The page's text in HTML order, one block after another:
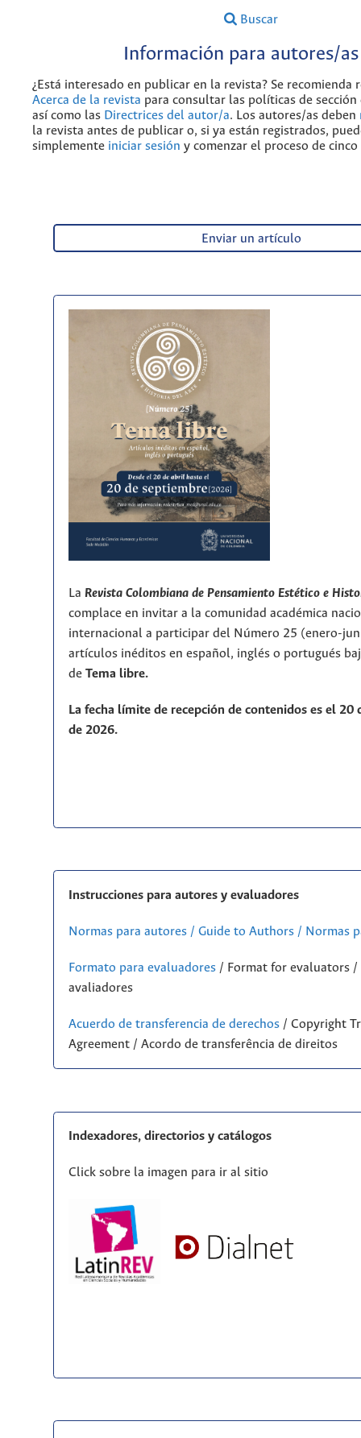
Buscar
Información para autores/as
¿Está interesado en publicar en la revista? Se recomienda
Acerca de la revista para consultar las políticas de sección
así como las Directrices del autor/a. Los autores/as deben
la revista antes de publicar o, si ya están registrados,
simplemente iniciar sesión y comenzar el proceso de cinco
Enviar un artículo
La Revista Colombiana de Pensamiento Estético e
complace en invitar a la comunidad académica
internacional a participar del Número 25 (enero-
artículos inéditos en español, inglés o portugués
de Tema libre.
La fecha límite de recepción de contenidos es el 20
de 2026.
Instrucciones para autores y evaluadores
Normas para autores / Guide to Authors / Normas
Formato para evaluadores/ Format for evaluators /
avaliadores
Acuerdo de transferencia de derechos/ Copyright
Agreement / Acordo de transferência de direitos
Indexadores, directorios y catálogos
Click sobre la imagen para ir al sitio